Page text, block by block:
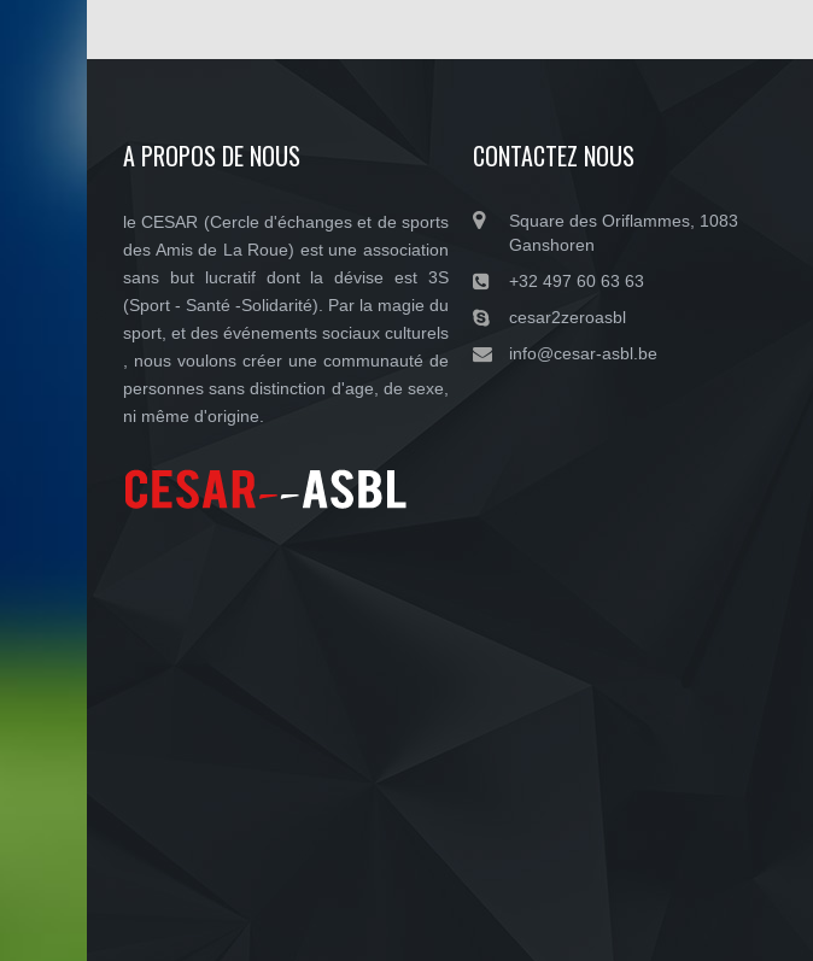
A PROPOS DE NOUS
le CESAR (Cercle d'échanges et de sports
des Amis de La Roue) est une association
sans but lucratif dont la dévise est 3S
(Sport - Santé -Solidarité). Par la magie du
sport, et des événements sociaux culturels
, nous voulons créer une communauté de
personnes sans distinction d'age, de sexe,
ni même d'origine.
CONTACTEZ NOUS
Square des Oriflammes, 1083
Ganshoren
+32 497 60 63 63
cesar2zeroasbl
info@cesar-asbl.be